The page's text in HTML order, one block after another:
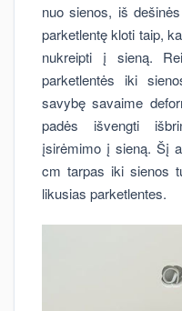
nuo sienos, iš
parketlentę kloti taip,
nukreipti į sieną.
parketlentės iki
savybę savaime
padės išvengti
įsirėmimo į sieną. Šį
cm tarpas iki sienos
likusias parketlentes.